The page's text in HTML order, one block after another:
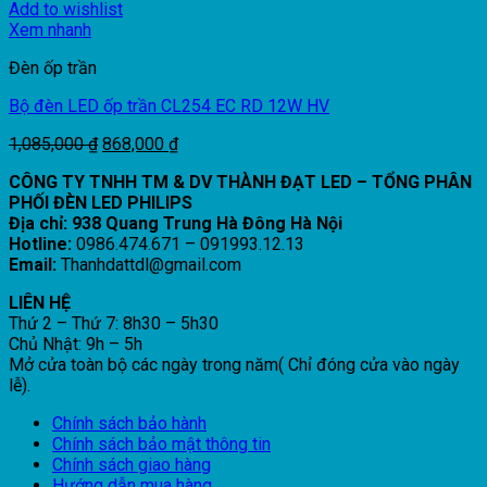
Add to wishlist
Xem nhanh
Đèn ốp trần
Bộ đèn LED ốp trần CL254 EC RD 12W HV
1,085,000₫ Giá
là:
1,085,000 ₫.
868,000 ₫Giá
tại
là:
868,000 ₫.
CÔNG TY TNHH TM & DV THÀNH ĐẠT LED – TỔNG PHÂN
PHỐI ĐÈN LED PHILIPS
Địa chỉ: 938 Quang Trung Hà Đông Hà Nội
Hotline: 0986.474.671 – 091993.12.13
Email: Thanhdattdl@gmail.com
LIÊN HỆ
Thứ 2 – Thứ 7: 8h30 – 5h30
Chủ Nhật: 9h – 5h
Mở cửa toàn bộ các ngày trong năm( Chỉ đóng cửa vào ngày
lễ).
Chính sách bảo hành
Chính sách bảo mật thông tin
Chính sách giao hàng